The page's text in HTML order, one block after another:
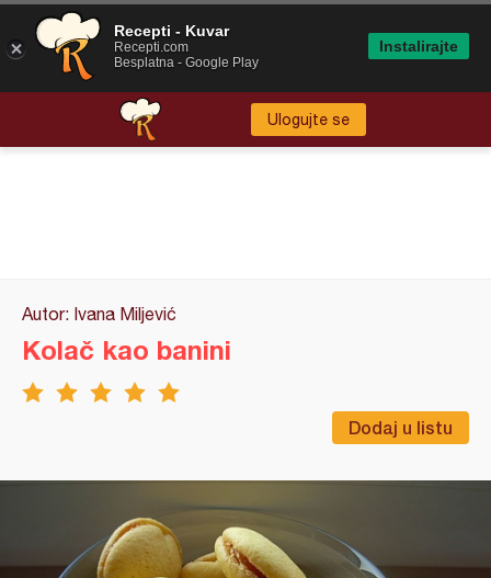
Ulogujte se
Autor: Ivana Miljević
Dodaj u listu
Kolač kao banini
Recepti - Kuvar
Recepti.com
Besplatna - Google Play
Instalirajte